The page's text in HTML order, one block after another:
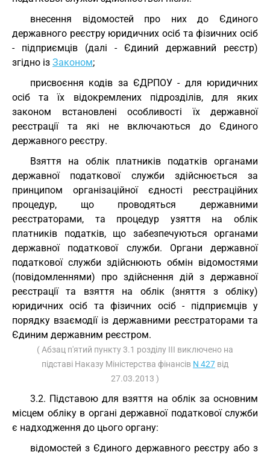
внесення відомостей про них до Єдиного
державного реєстру юридичних осіб та фізичних осіб
- підприємців (далі - Єдиний державний реєстр)
згідно із Законом;
присвоєння кодів за ЄДРПОУ - для юридичних
осіб та їх відокремлених підрозділів, для яких
законом встановлені особливості їх державної
реєстрації та які не включаються до Єдиного
державного реєстру.
Взяття на облік платників податків органами
державної податкової служби здійснюється за
принципом організаційної єдності реєстраційних
процедур, що проводяться державними
реєстраторами, та процедур узяття на облік
платників податків, що забезпечуються органами
державної податкової служби. Органи державної
податкової служби здійснюють обмін відомостями
(повідомленнями) про здійснення дій з державної
реєстрації та взяття на облік (зняття з обліку)
юридичних осіб та фізичних осіб - підприємців у
порядку взаємодії із державними реєстраторами та
Єдиним державним реєстром.
( Абзац п'ятий пункту 3.1 розділу III виключено на
підставі Наказу Міністерства фінансів N 427 від
27.03.2013 )
3.2. Підставою для взяття на облік за основним
місцем обліку в органі державної податкової служби
є надходження до цього органу:
відомостей з Єдиного державного реєстру або з